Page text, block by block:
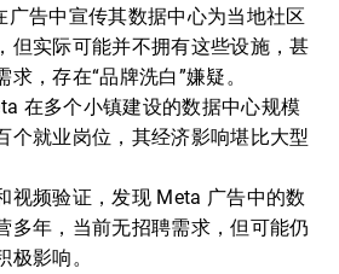
广告中宣传其数据中心为当地社区
但实际可能并不拥有这些设施，甚
，存在“品牌洗白”嫌疑。
在多个小镇建设的数据中心规模
个就业岗位，其经济影响堪比大型
视频验证，发现 Meta 广告中的数
多年，当前无招聘需求，但可能仍
影响。